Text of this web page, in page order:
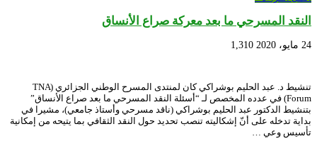
النقد المسرحي ما بعد معركة صراع الأنساق
24 مايو، 2020 1,310
تنشيط د. عبد الحليم بوشراكي كان لمنتدى المسرح الوطني الجزائري (TNA
Forum) في عدده المخصص لـ “أسئلة النقد المسرحي ما بعد صراع الأنساق”
بتنشيط الدكتور عبد الحليم بوشراكي (ناقد مسرحي وأستاذ جامعي)، مشيرا في
بداية تدخله على أنّ إشكاليته تنصب تحديد حول النقد الثقافي بما يتيحه من إمكانية
تأسيس وعي …